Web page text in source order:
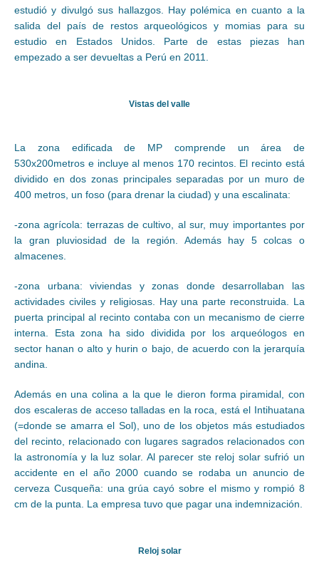
estudió y divulgó sus hallazgos. Hay polémica en cuanto a la
salida del país de restos arqueológicos y momias para su
estudio en Estados Unidos. Parte de estas piezas han
empezado a ser devueltas a Perú en 2011.
Vistas del valle
La zona edificada de MP comprende un área de
530x200metros e incluye al menos 170 recintos. El recinto está
dividido en dos zonas principales separadas por un muro de
400 metros, un foso (para drenar la ciudad) y una escalinata:
-zona agrícola: terrazas de cultivo, al sur, muy importantes por
la gran pluviosidad de la región. Además hay 5 colcas o
almacenes.
-zona urbana: viviendas y zonas donde desarrollaban las
actividades civiles y religiosas. Hay una parte reconstruida. La
puerta principal al recinto contaba con un mecanismo de cierre
interna. Esta zona ha sido dividida por los arqueólogos en
sector hanan o alto y hurin o bajo, de acuerdo con la jerarquía
andina.
Además en una colina a la que le dieron forma piramidal, con
dos escaleras de acceso talladas en la roca, está el Intihuatana
(=donde se amarra el Sol), uno de los objetos más estudiados
del recinto, relacionado con lugares sagrados relacionados con
la astronomía y la luz solar. Al parecer ste reloj solar sufrió un
accidente en el año 2000 cuando se rodaba un anuncio de
cerveza Cusqueña: una grúa cayó sobre el mismo y rompió 8
cm de la punta. La empresa tuvo que pagar una indemnización.
Reloj solar